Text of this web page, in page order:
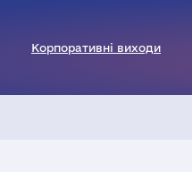
Корпоративні виходи